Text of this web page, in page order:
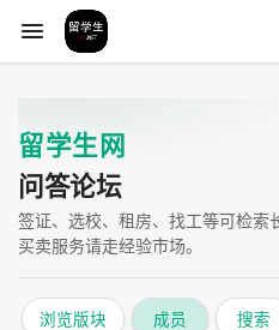
留学生网
问答论坛
签证、选校、租房、找工等可检索
买卖服务请走经验市场。
浏览版块 成员 搜索